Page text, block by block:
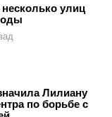
улиц
Лилиану
по борьбе с